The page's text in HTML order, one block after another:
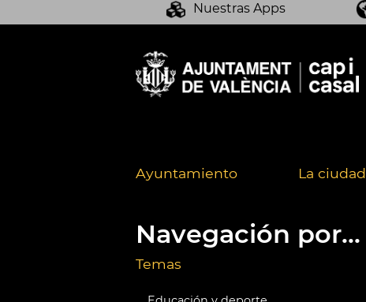
Nuestras Apps
Ayuntamiento La ciudad
Navegación por...
Temas